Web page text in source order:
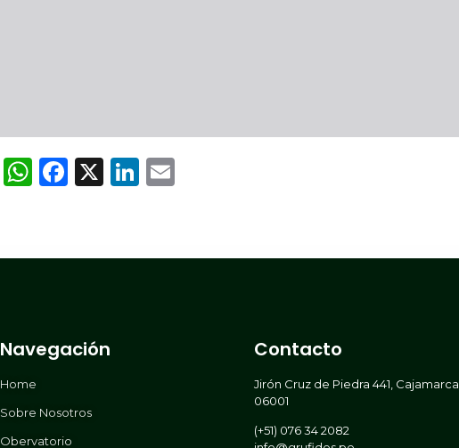
WhatsApp
Facebook
X LinkedIn
Navegación
Home
Sobre Nosotros
Obervatorio
Contacto
Jirón Cruz de Piedra 441, Cajamarca
06001
(+51) 076 34 2082